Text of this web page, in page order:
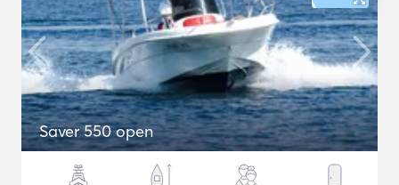
Saver 550 open